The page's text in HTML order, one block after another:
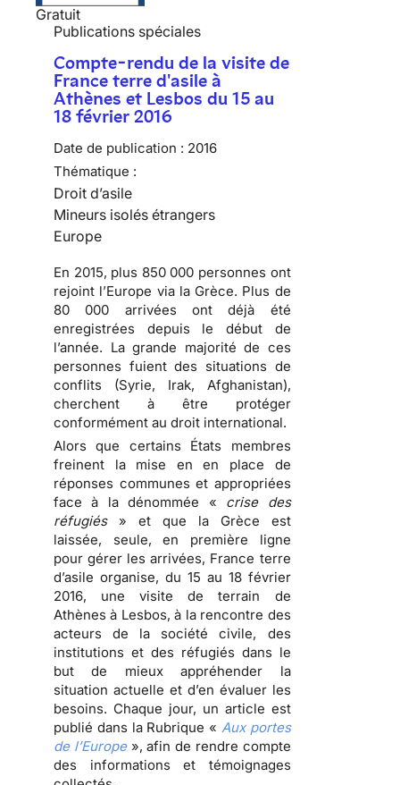
Gratuit
Publications spéciales
Compte-rendu de la visite de
France terre d'asile à
Athènes et Lesbos du 15 au
18 février 2016
Date de publication : 2016
Thématique :
Droit d’asile
Mineurs isolés étrangers
Europe
En 2015, plus 850 000 personnes ont
rejoint l’Europe via la Grèce. Plus de
80 000 arrivées ont déjà été
enregistrées depuis le début de
l’année. La grande majorité de ces
personnes fuient des situations de
conflits (Syrie, Irak, Afghanistan),
cherchent à être protéger
conformément au droit international.
Alors que certains États membres
freinent la mise en en place de
réponses communes et appropriées
face à la dénommée « crise des
réfugiés» et que la Grèce est
laissée, seule, en première ligne
pour gérer les arrivées, France terre
d’asile organise, du 15 au 18 février
2016, une visite de terrain de
Athènes à Lesbos, à la rencontre des
acteurs de la société civile, des
institutions et des réfugiés dans le
but de mieux appréhender la
situation actuelle et d’en évaluer les
besoins. Chaque jour, un article est
publié dans la Rubrique « Aux portes
de l’Europe», afin de rendre compte
des informations et témoignages